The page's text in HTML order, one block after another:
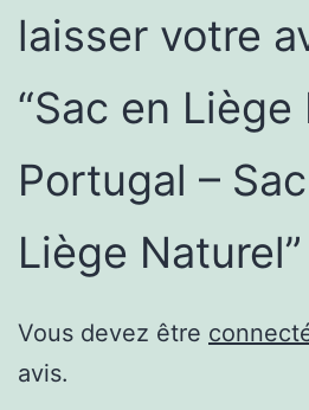
laisser votre
“Sac en Liège
Portugal –
Liège Naturel”
Vous devez être
avis.